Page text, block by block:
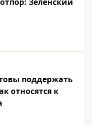
поддержать
относятся к